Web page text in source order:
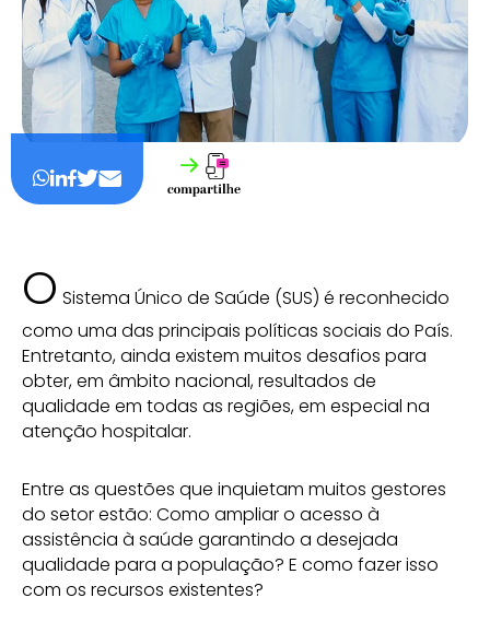
O Sistema Único de Saúde (SUS) é reconhecido
como uma das principais políticas sociais do País.
Entretanto, ainda existem muitos desafios para
obter, em âmbito nacional, resultados de
qualidade em todas as regiões, em especial na
atenção hospitalar.
Entre as questões que inquietam muitos gestores
do setor estão: Como ampliar o acesso à
assistência à saúde garantindo a desejada
qualidade para a população? E como fazer isso
com os recursos existentes?